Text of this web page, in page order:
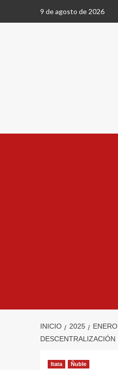
9 de agosto de 2026
INICIO 2025 ENERO
DESCENTRALIZACIÓN
Itata Ñuble